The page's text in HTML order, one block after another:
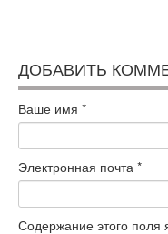
ДОБАВИТЬ
Ваше имя *
Электронная почта *
Содержание этого поля